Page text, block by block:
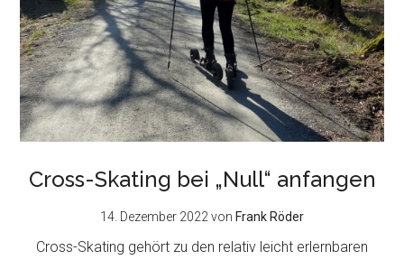
Cross-Skating bei „Null“ anfangen
14. Dezember 2022von Frank Röder
Cross-Skating gehört zu den relativ leicht erlernbaren